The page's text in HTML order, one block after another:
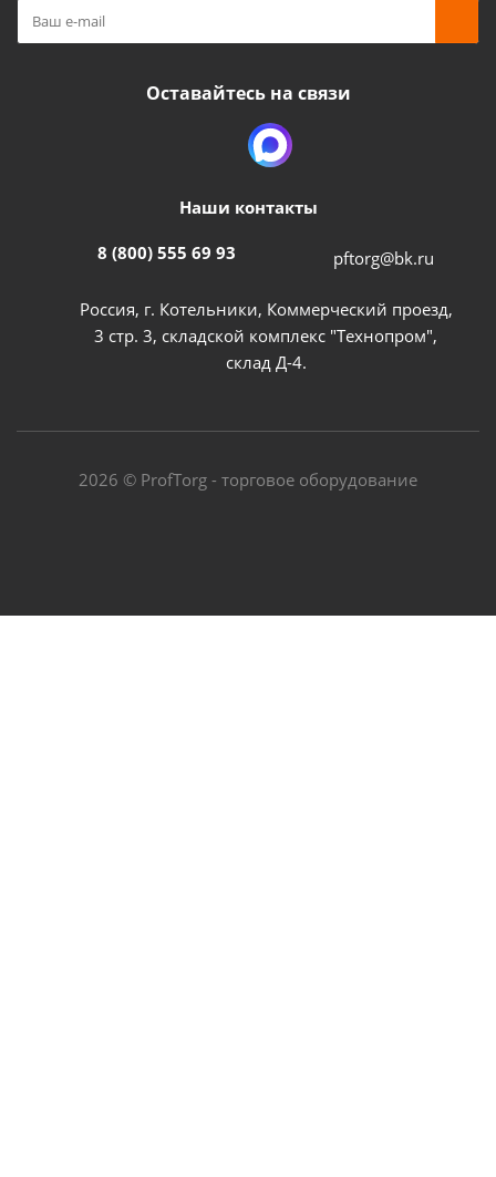
Оставайтесь на связи
Наши контакты
8 (800) 555 69 93 pftorg@bk.ru
Россия, г. Котельники, Коммерческий проезд,
3 стр. 3, складской комплекс "Технопром",
склад Д-4.
2026 © ProfTorg - торговое оборудование